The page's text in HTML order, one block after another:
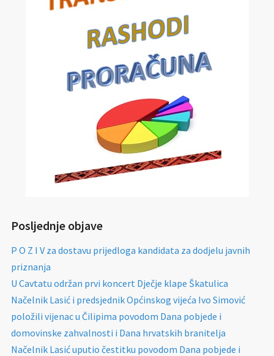
Posljednje objave
P O Z I V za dostavu prijedloga kandidata za dodjelu javnih
priznanja
U Cavtatu održan prvi koncert Dječje klape Škatulica
Načelnik Lasić i predsjednik Općinskog vijeća Ivo Simović
položili vijenac u Čilipima povodom Dana pobjede i
domovinske zahvalnosti i Dana hrvatskih branitelja
Načelnik Lasić uputio čestitku povodom Dana pobjede i